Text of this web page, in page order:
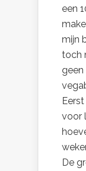
een
mijn
toch
geen
voor
De